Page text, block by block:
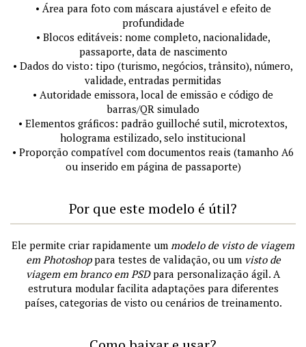
• Área para foto com máscara ajustável e efeito de
profundidade
• Blocos editáveis: nome completo, nacionalidade,
passaporte, data de nascimento
• Dados do visto: tipo (turismo, negócios, trânsito), número,
validade, entradas permitidas
• Autoridade emissora, local de emissão e código de
barras/QR simulado
• Elementos gráficos: padrão guilloché sutil, microtextos,
holograma estilizado, selo institucional
• Proporção compatível com documentos reais (tamanho A6
ou inserido em página de passaporte)
Por que este modelo é útil?
Ele permite criar rapidamente um modelo de visto de viagem
em Photoshoppara testes de validação, ou um visto de
viagem em branco em PSDpara personalização ágil. A
estrutura modular facilita adaptações para diferentes
países, categorias de visto ou cenários de treinamento.